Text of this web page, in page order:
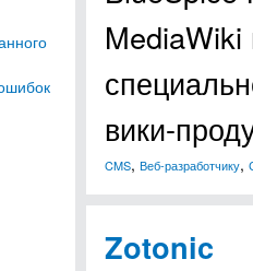
вики-
CMS, Веб-разработчику,
Zotonic